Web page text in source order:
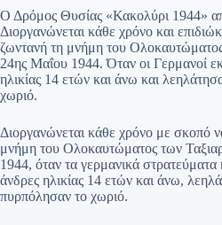
Ο Δρόμος Θυσίας «Κακολύρι 1944»
Διοργανώνεται κάθε χρόνο και
ζωντανή τη μνήμη του
24ης Μαΐου 1944. Όταν οι Γερμανοί
ηλικίας 14 ετών και άνω και
χωριό.
Διοργανώνεται κάθε χρόνο με σκοπό
μνήμη του Ολοκαυτώματος των
1944, όταν τα γερμανικά
άνδρες ηλικίας 14 ετών και άνω,
πυρπόλησαν το χωριό.